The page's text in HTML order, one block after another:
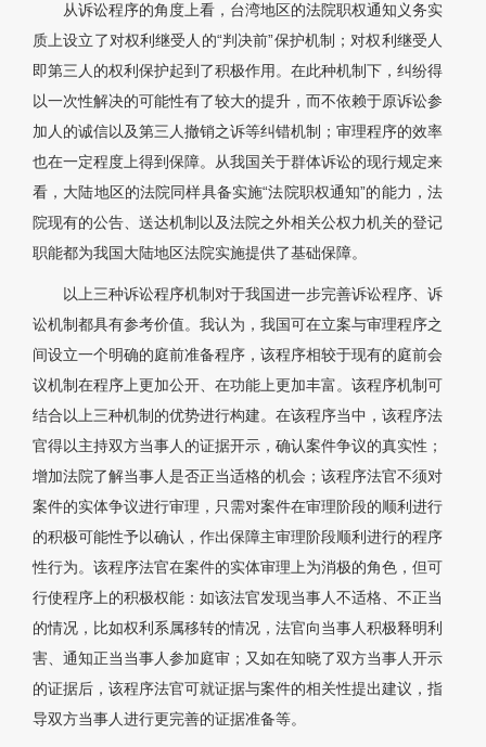
从诉讼程序的角度上看，台湾地区的法院职权通知义务实
质上设立了对权利继受人的“判决前”保护机制；对权利继受人
即第三人的权利保护起到了积极作用。在此种机制下，纠纷得
以一次性解决的可能性有了较大的提升，而不依赖于原诉讼参
加人的诚信以及第三人撤销之诉等纠错机制；审理程序的效率
也在一定程度上得到保障。从我国关于群体诉讼的现行规定来
看，大陆地区的法院同样具备实施“法院职权通知”的能力，法
院现有的公告、送达机制以及法院之外相关公权力机关的登记
职能都为我国大陆地区法院实施提供了基础保障。
以上三种诉讼程序机制对于我国进一步完善诉讼程序、诉
讼机制都具有参考价值。我认为，我国可在立案与审理程序之
间设立一个明确的庭前准备程序，该程序相较于现有的庭前会
议机制在程序上更加公开、在功能上更加丰富。该程序机制可
结合以上三种机制的优势进行构建。在该程序当中，该程序法
官得以主持双方当事人的证据开示，确认案件争议的真实性；
增加法院了解当事人是否正当适格的机会；该程序法官不须对
案件的实体争议进行审理，只需对案件在审理阶段的顺利进行
的积极可能性予以确认，作出保障主审理阶段顺利进行的程序
性行为。该程序法官在案件的实体审理上为消极的角色，但可
行使程序上的积极权能：如该法官发现当事人不适格、不正当
的情况，比如权利系属移转的情况，法官向当事人积极释明利
害、通知正当当事人参加庭审；又如在知晓了双方当事人开示
的证据后，该程序法官可就证据与案件的相关性提出建议，指
导双方当事人进行更完善的证据准备等。